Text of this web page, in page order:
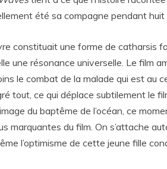
été sa compagne pendant huit
constituait une forme de catharsis
une résonance universelle. Le film
le combat de la malade qui est au
tout, ce qui déplace subtilement le
du baptême de l’océan, ce
marquantes du film. On s’attache
l’optimisme de cette jeune fille